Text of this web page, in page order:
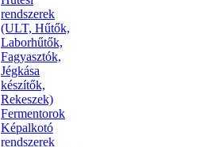
rendszerek
(ULT, Hűtők,
Laborhűtők,
Fagyasztók,
Jégkása
készítők,
Rekeszek)
Fermentorok
Képalkotó
rendszerek